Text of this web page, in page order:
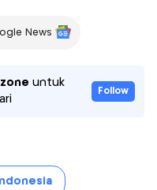
News
untuk
Follow